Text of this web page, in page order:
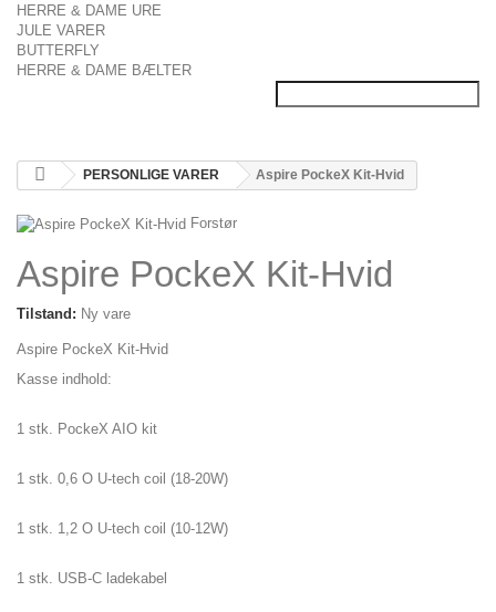
HERRE & DAME URE
JULE VARER
BUTTERFLY
HERRE & DAME BÆLTER
PERSONLIGE VARER Aspire PockeX Kit-Hvid
Forstør
Aspire PockeX Kit-Hvid
Tilstand: Ny vare
Aspire PockeX Kit-Hvid
Kasse indhold:
1 stk. PockeX AIO kit
1 stk. 0,6 O U-tech coil (18-20W)
1 stk. 1,2 O U-tech coil (10-12W)
1 stk. USB-C ladekabel